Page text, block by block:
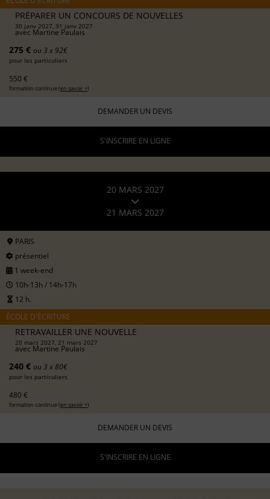
PRÉPARER UN CONCOURS DE NOUVELLES
30 janv 2027, 31 janv 2027
avec Martine Paulais
275 € ou 3 x 92€
pour les particuliers
550 €
formation continue (en savoir +)
DEMANDER UN DEVIS
S'INSCRIRE EN LIGNE
20 MARS 2027
21 MARS 2027
PARIS
présentiel
1 week-end
10h-13h / 14h-17h
12 h.
ÉCOLE D'ÉCRITURE
RETRAVAILLER UNE NOUVELLE
20 mars 2027, 21 mars 2027
avec Martine Paulais
240 € ou 3 x 80€
pour les particuliers
480 €
formation continue (en savoir +)
DEMANDER UN DEVIS
S'INSCRIRE EN LIGNE